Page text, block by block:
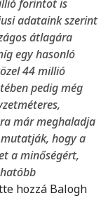
forintot is
adataink szerint
átlagára
egy hasonló
44 millió
pedig még
már meghaladja
hogy a
a minőségért,
hozzá Balogh